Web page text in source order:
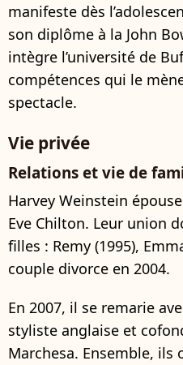
manifeste dès
son diplôme à la John
intègre l’université de
compétences qui le
spectacle.
Vie privée
Relations et vie de
Harvey Weinstein
Eve Chilton. Leur union
filles : Remy (1995),
couple divorce en 2004.
En 2007, il se remarie
styliste anglaise et
Marchesa. Ensemble,